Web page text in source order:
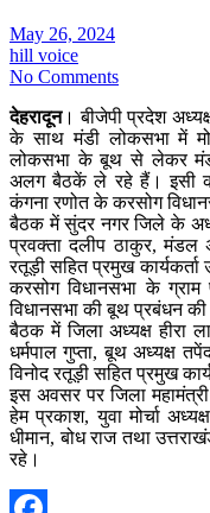
May 26, 2024
hill voice
No Comments
देहरादून। बीजेपी प्रदेश
के साथ मंडी लोकसभा में
लोकसभा के बूथ से लेकर
अलग बैठकें ले रहे हैं। इसी
कंगना रणोत के करसोग
बैठक में सुंदर नगर जिले के
प्रवक्ता दलीप ठाकुर, मंडल
रतूड़ी सहित प्रमुख
करसोग विधानसभा के
विधानसभा की बूथ प्रबंधन
बैठक में जिला अध्यक्ष हीरा
धर्मपाल गुप्ता, बूथ अध्यक्ष
विनोद रतूड़ी सहित प्रमुख
इस अवसर पर जिला
हेम प्रकाश, युवा मोर्चा
धीमान, बोध राज तथा
रहे।